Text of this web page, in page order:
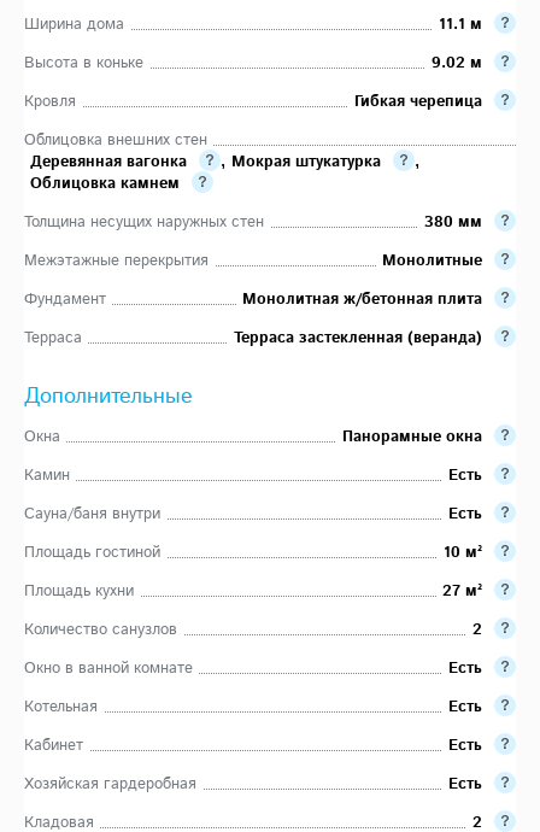
Ширина дома
11.1 м
Высота в коньке
9.02 м
Кровля
Гибкая черепица
Облицовка внешних стен
Деревянная вагонка
, Мокрая штукатурка
,
Облицовка камнем
Толщина несущих наружных стен
380 мм
Межэтажные перекрытия
Монолитные
Фундамент
Монолитная ж/бетонная плита
Терраса
Терраса застекленная (веранда)
Дополнительные
Окна
Панорамные окна
Камин
Есть
Сауна/баня внутри
Есть
Площадь гостиной
10 м²
Площадь кухни
27 м²
Количество санузлов
2
Окно в ванной комнате
Есть
Котельная
Есть
Кабинет
Есть
Хозяйская гардеробная
Есть
Кладовая
2